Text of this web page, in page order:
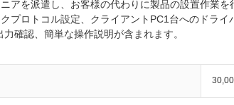
アを派遣し、お客様の代わりに製品の設置作業
プロトコル設定、クライアントPC1台へのドラ
確認、簡単な操作説明が含まれます。